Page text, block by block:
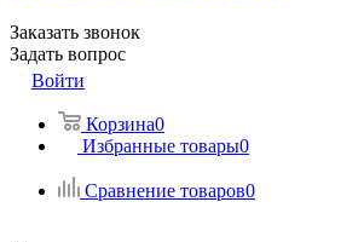
Заказать звонок
Задать вопрос
Войти
Корзина0
Избранные товары0
Сравнение товаров0